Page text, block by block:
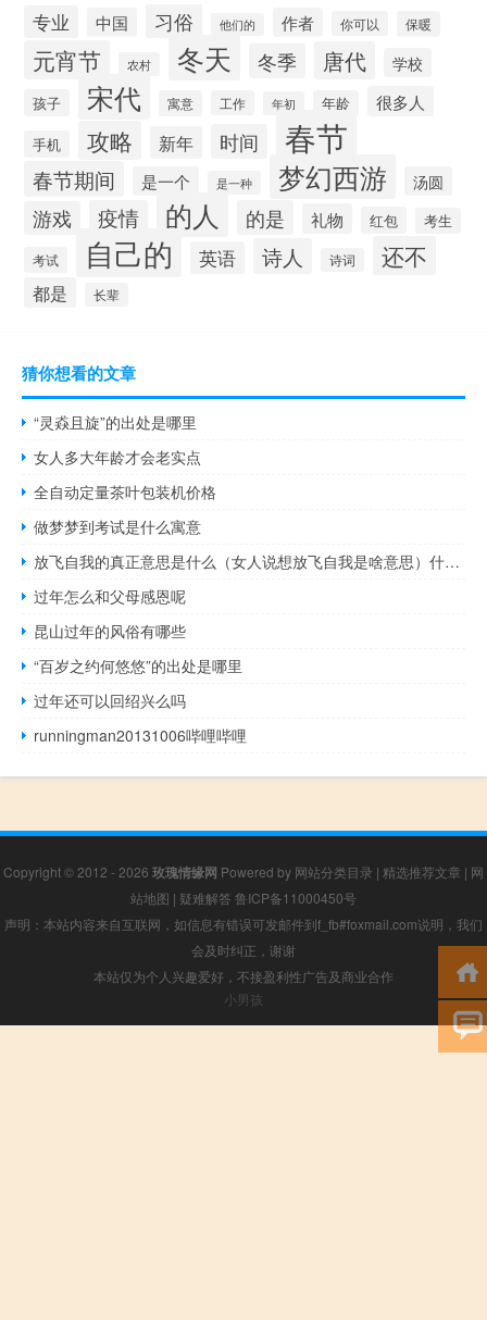
专业 中国 习俗 他们的 作者 你可以 保暖
元宵节 农村 冬天 冬季 唐代 学校
孩子 宋代 寓意 工作 年初 年龄 很多人
手机 攻略 新年 时间 春节
春节期间 是一个 是一种 梦幻西游 汤圆
游戏 疫情 的人 的是 礼物 红包
考生
考试
自己的 英语 诗人 诗词 还不
都是 长辈
猜你想看的文章
“灵猋且旋”的出处是哪里
女人多大年龄才会老实点
全自动定量茶叶包装机价格
做梦梦到考试是什么寓意
放飞自我的真正意思是什么（女人说想放飞自我是啥意思）什么梗
过年怎么和父母感恩呢
昆山过年的风俗有哪些
“百岁之约何悠悠”的出处是哪里
过年还可以回绍兴么吗
runningman20131006哔哩哔哩
Copyright © 2012 - 2026 玫瑰情缘网 Powered by 网站分类目录 | 精选推荐文章 | 网
站地图 | 疑难解答 鲁ICP备11000450号
声明：本站内容来自互联网，如信息有错误可发邮件到f_fb#foxmail.com说明，我们
会及时纠正，谢谢
本站仅为个人兴趣爱好，不接盈利性广告及商业合作
小男孩